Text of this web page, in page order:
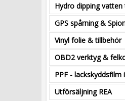
Hydro dipping
GPS spårning &
Vinyl folie & tillbehör
OBD2 verktyg &
PPF - lackskyddsfilm
Utförsäljning REA